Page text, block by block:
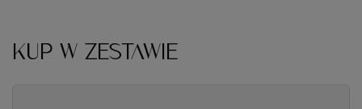
KUP W ZESTAWIE